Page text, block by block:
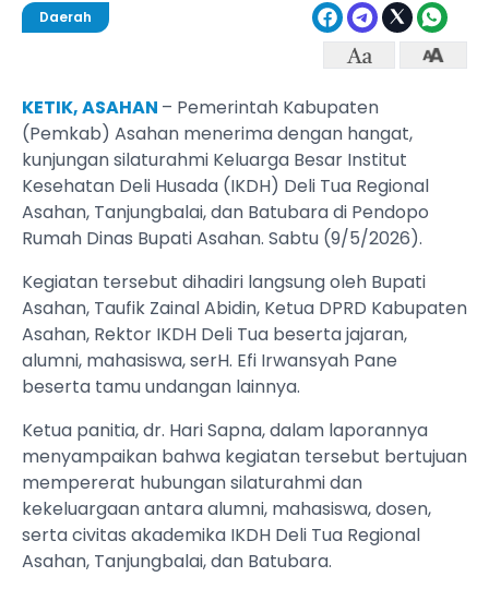
Daerah
KETIK, ASAHAN – Pemerintah Kabupaten
(Pemkab) Asahan menerima dengan hangat,
kunjungan silaturahmi Keluarga Besar Institut
Kesehatan Deli Husada (IKDH) Deli Tua Regional
Asahan, Tanjungbalai, dan Batubara di Pendopo
Rumah Dinas Bupati Asahan. Sabtu (9/5/2026).
Kegiatan tersebut dihadiri langsung oleh Bupati
Asahan, Taufik Zainal Abidin, Ketua DPRD Kabupaten
Asahan, Rektor IKDH Deli Tua beserta jajaran,
alumni, mahasiswa, serH. Efi Irwansyah Pane
beserta tamu undangan lainnya.
Ketua panitia, dr. Hari Sapna, dalam laporannya
menyampaikan bahwa kegiatan tersebut bertujuan
mempererat hubungan silaturahmi dan
kekeluargaan antara alumni, mahasiswa, dosen,
serta civitas akademika IKDH Deli Tua Regional
Asahan, Tanjungbalai, dan Batubara.